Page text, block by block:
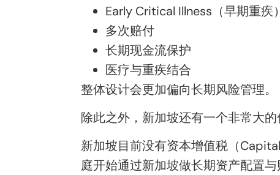
Early Critical Illness（早期重疾）
多次赔付
长期现金流保护
医疗与重疾结合
整体设计会更加偏向长期风险管理。
除此之外，新加坡还有一个非常大的
新加坡目前没有资本增值税（
庭开始通过新加坡做长期资产配置与